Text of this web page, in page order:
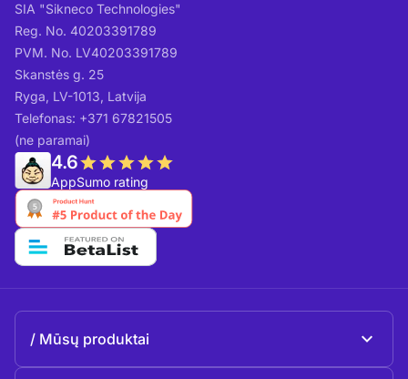
SIA "Sikneco Technologies"
Reg. No. 40203391789
PVM. No. LV40203391789
Skanstės g. 25
Ryga, LV-1013, Latvija
Telefonas: +371 67821505
(ne paramai)
4.6
AppSumo rating
Mūsų produktai